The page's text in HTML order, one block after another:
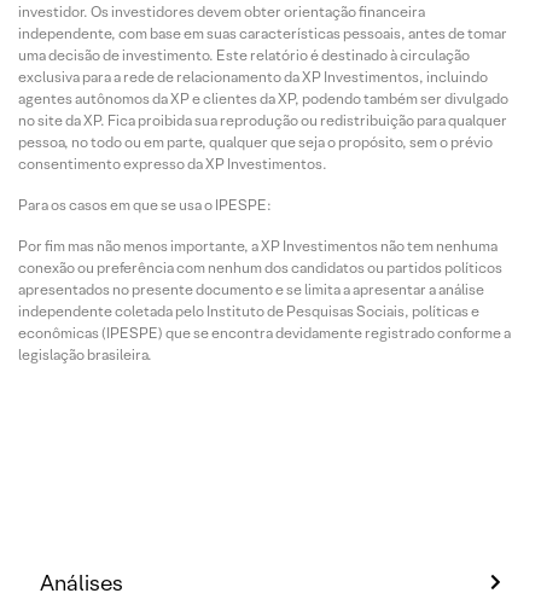
investidor. Os investidores devem obter orientação financeira
independente, com base em suas características pessoais, antes de tomar
uma decisão de investimento. Este relatório é destinado à circulação
exclusiva para a rede de relacionamento da XP Investimentos, incluindo
agentes autônomos da XP e clientes da XP, podendo também ser divulgado
no site da XP. Fica proibida sua reprodução ou redistribuição para qualquer
pessoa, no todo ou em parte, qualquer que seja o propósito, sem o prévio
consentimento expresso da XP Investimentos.
Para os casos em que se usa o IPESPE:
Por fim mas não menos importante, a XP Investimentos não tem nenhuma
conexão ou preferência com nenhum dos candidatos ou partidos políticos
apresentados no presente documento e se limita a apresentar a análise
independente coletada pelo Instituto de Pesquisas Sociais, políticas e
econômicas (IPESPE) que se encontra devidamente registrado conforme a
legislação brasileira.
Análises